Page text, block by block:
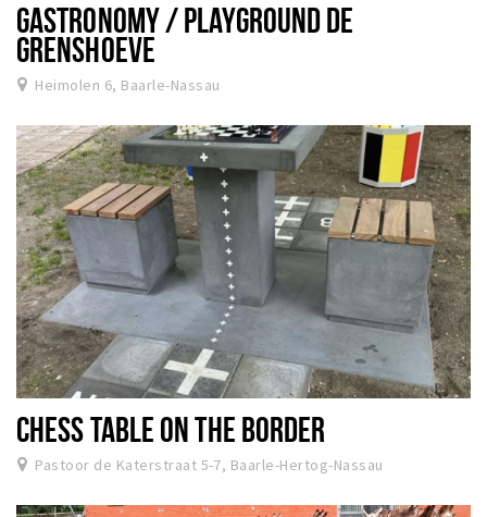
GASTRONOMY / PLAYGROUND DE
GRENSHOEVE
Heimolen 6, Baarle-Nassau
CHESS TABLE ON THE BORDER
Pastoor de Katerstraat 5-7, Baarle-Hertog-Nassau